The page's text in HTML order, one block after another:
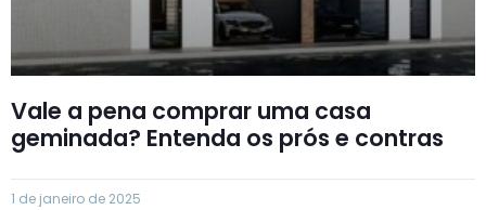
Vale a pena comprar uma casa
geminada? Entenda os prós e contras
1 de janeiro de 2025